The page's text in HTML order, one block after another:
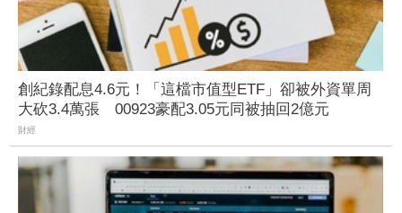
創紀錄配息4.6元！「這檔市值型ETF」卻被外資單周
大砍3.4萬張 00923豪配3.05元同被抽回2億元
財經